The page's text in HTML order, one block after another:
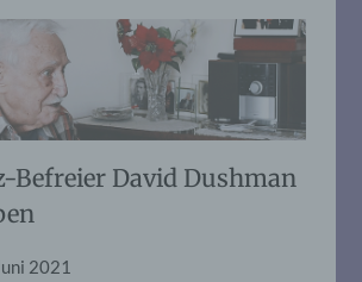
Befreier David Dushman
2021